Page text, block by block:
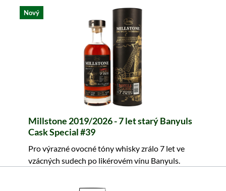
Nový
Millstone 2019/2026 - 7 let starý Banyuls
Cask Special #39
Pro výrazné ovocné tóny whisky zrálo 7 let ve
vzácných sudech po likérovém vínu Banyuls.